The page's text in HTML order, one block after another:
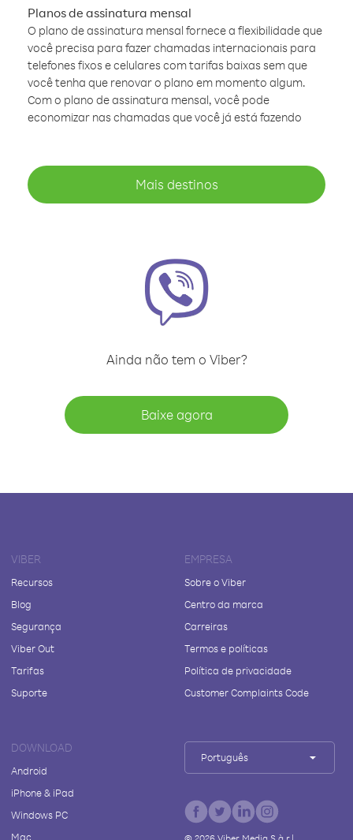
Planos de assinatura mensal
O plano de assinatura mensal fornece a flexibilidade que
você precisa para fazer chamadas internacionais para
telefones fixos e celulares com tarifas baixas sem que
você tenha que renovar o plano em momento algum.
Com o plano de assinatura mensal, você pode
economizar nas chamadas que você já está fazendo
Mais destinos
Ainda não tem o Viber?
Baixe agora
VIBER
Recursos
Blog
Segurança
Viber Out
Tarifas
Suporte
EMPRESA
Sobre o Viber
Centro da marca
Carreiras
Termos e políticas
Política de privacidade
Customer Complaints Code
DOWNLOAD
Android
iPhone & iPad
Windows PC
Mac
Português